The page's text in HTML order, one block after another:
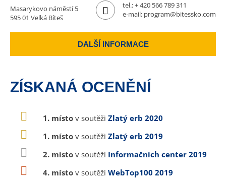
Masarykovo náměstí 5
595 01 Velká Bíteš
tel.:+ 420 566 789 311
e-mail: program@bitessko.com
DALŠÍ INFORMACE
ZÍSKANÁ OCENĚNÍ
1. místo v soutěži Zlatý erb 2020
1. místo v soutěži Zlatý erb 2019
2. místo v soutěži Informačních center 2019
4. místo v soutěži WebTop100 2019